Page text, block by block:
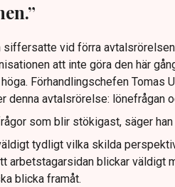
siffersatte vid förra
att inte göra den här
Förhandlingschefen Tomas
denna avtalsrörelse: lönefrågan
som blir stökigast, säger
tydligt vilka skilda
arbetstagarsidan blickar väldigt
blicka framåt.